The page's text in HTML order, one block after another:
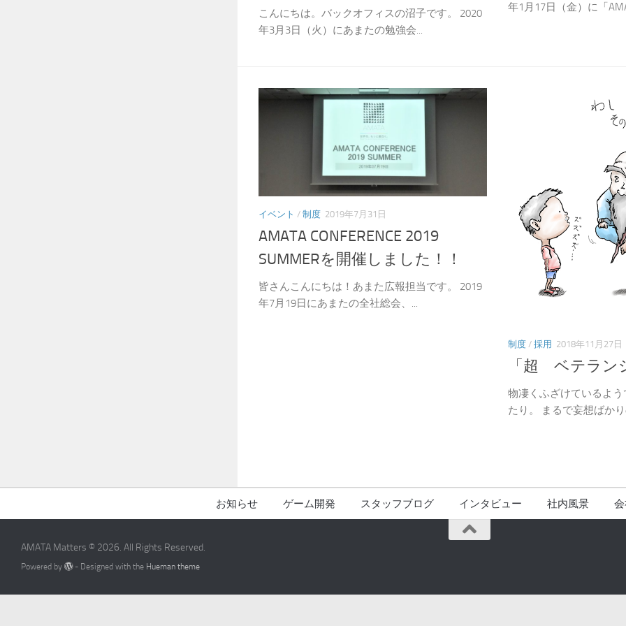
こんにちは。バックオフィスの沼子です。 2020
年3月3日（火）にあまたの勉強会...
年1月17日（金）に「
イベント / 制度 2019年7月31日
AMATA CONFERENCE 2019
SUMMERを開催しました！！
皆さんこんにちは！あまた広報担当です。 2019
年7月19日にあまたの全社総会、...
制度 / 採用 2018年11月27日
「超 ベテラン
物凄くふざけているよ
たり。 まるで妄想ばか
お知らせ ゲーム開発 スタッフブログ インタビュー 社内風景
AMATA Matters © 2026. All Rights Reserved.
Powered by - Designed with the Hueman theme